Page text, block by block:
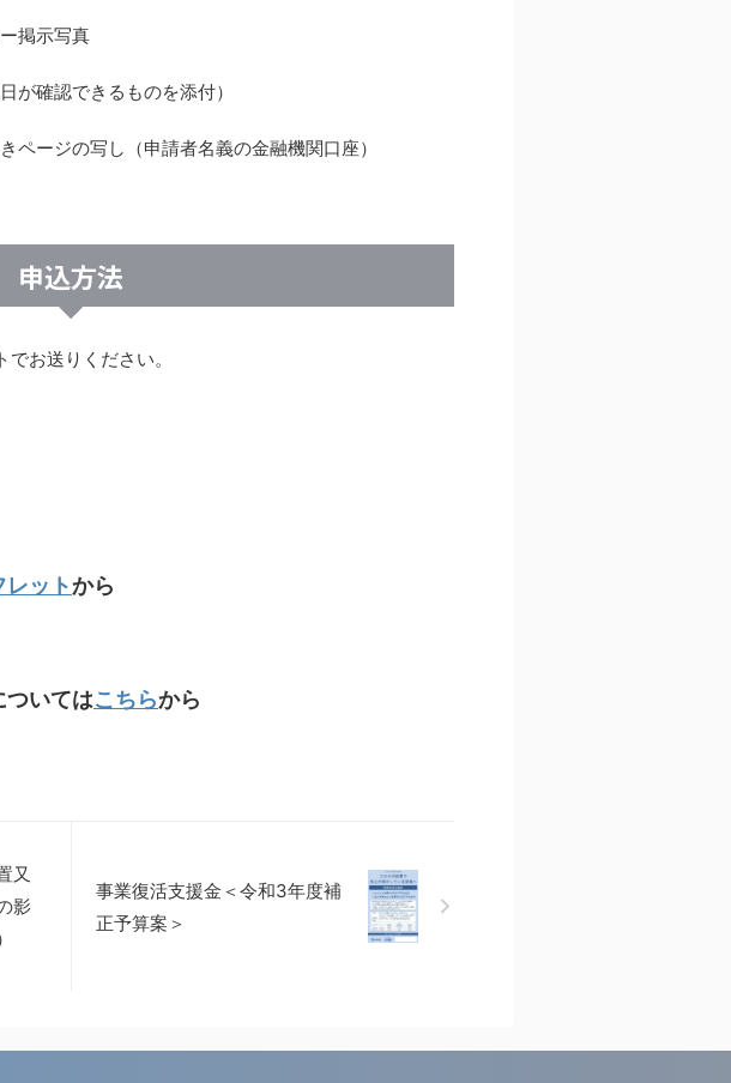
掲示写真
確認できるものを添付）
ージの写し（申請者名義の金融機関口座）
申込方法
お送りください。
ットから
いてはこちらから
又
影
事業復活支援金＜令和3年度補
正予算案＞